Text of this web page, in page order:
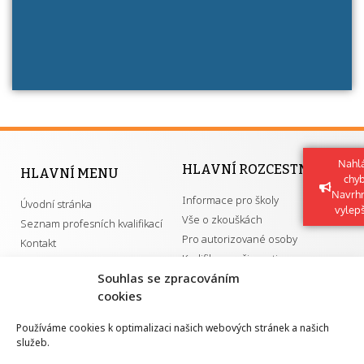
Souhlas se zpracováním
cookies
Používáme cookies k optimalizaci našich webových stránek a našich
služeb.
HLAVNÍ MENU
Úvodní stránka
Seznam profesních kvalifikací
Kontakt
HLAVNÍ ROZCESTNÍK
Informace pro školy
Vše o zkouškách
Pro autorizované osoby
Kvalifikace a živnosti
GDPR